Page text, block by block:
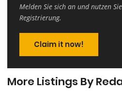
Melden Sie sich an und nutzen
Registrierung.
Claim it now!
More Listings By